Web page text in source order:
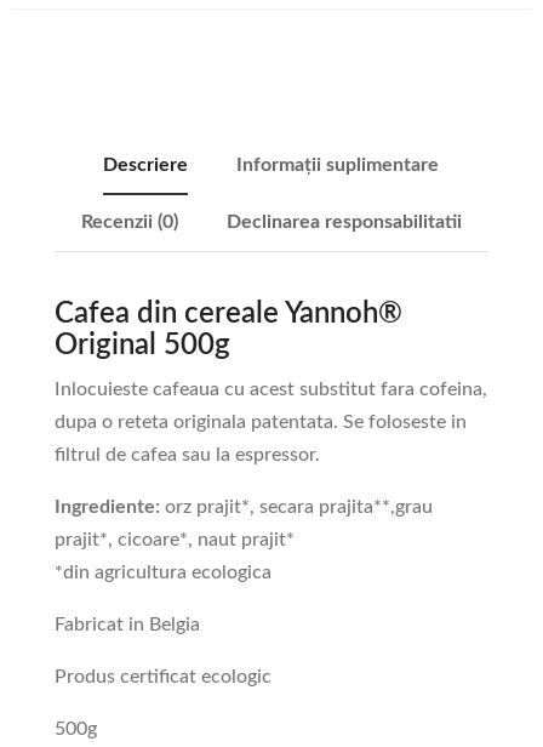
Descriere Informații suplimentare
Recenzii (0) Declinarea responsabilitatii
Cafea din cereale Yannoh®
Original 500g
Inlocuieste cafeaua cu acest substitut fara cofeina,
dupa o reteta originala patentata. Se foloseste in
filtrul de cafea sau la espressor.
Ingrediente: orz prajit*, secara prajita**,grau
prajit*, cicoare*, naut prajit*
*din agricultura ecologica
Fabricat in Belgia
Produs certificat ecologic
500g